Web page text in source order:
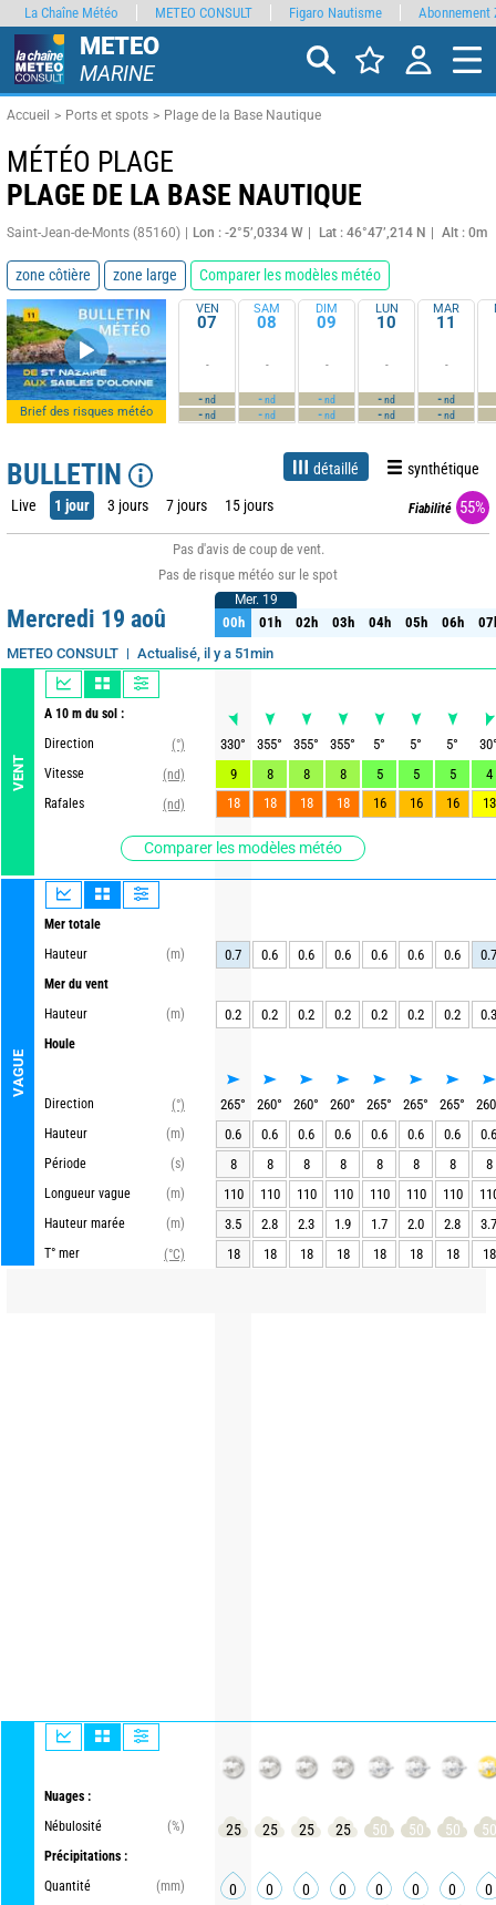
METEO
MARINE
Accueil Ports et spots Plage de la Base Nautique
MÉTÉO PLAGE
PLAGE DE LA BASE NAUTIQUE
Saint-Jean-de-Monts (85160) Lon : -2°5’,0334 W Lat : 46°47’,214 N Alt : 0m
zone côtière zone large Comparer les modèles météo
Brief des risques météo
VEN
07
-
-nd
-nd
SAM
08
-
-nd
-nd
DIM
09
-
-nd
-nd
LUN
10
-
-nd
-nd
MAR
11
-
-nd
-nd
BULLETIN détaillé synthétique
Live 1 jour 3 jours 7 jours 15 jours Fiabilité 55%
Pas d'avis de coup de vent.
Pas de risque météo sur le spot
Mercredi 19 aoû
METEO CONSULT Actualisé, il y a 51min
VENT
A 10 m du sol :
Direction
(°)
Vitesse
(nd)
Rafales
(nd)
Comparer les modèles météo
VAGUE
Mer totale
Hauteur
(m)
Mer du vent
Hauteur
(m)
Houle
Direction
(°)
Hauteur
(m)
Période
(s)
Longueur vague
(m)
Hauteur marée
(m)
T° mer
(°C)
Nuages :
Nébulosité
(%)
Précipitations :
Quantité
(mm)
Mer. 19
00h 01h 02h 03h 04h 05h 06h
Mer. 19
00h 01h 02h 03h 04h 05h 06h
330° 355° 355° 355° 5° 5° 5° 30
9
8 8 8 5 5 5
4
18
18 18 18 16 16 16 13
0.7 0.6 0.6 0.6 0.6 0.6 0.6 0.7
0.2 0.2 0.2 0.2 0.2 0.2 0.2 0.3
265° 260° 260° 260° 265° 265° 265°
260
0.6
0.6 0.6 0.6 0.6 0.6 0.6
0.6
8
8 8 8 8 8 8
8
110
110 110 110 110 110 110
3.5
2.8 2.3 1.9 1.7 2.0 2.8
3.7
18
18 18 18 18 18 18 18
25 25 25 25 50 50 50 50
0 0 0 0 0 0 0 0
La Chaîne Météo METEO CONSULT Figaro Nautisme Abonnement